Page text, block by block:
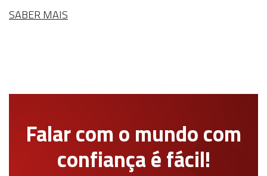
SABER MAIS
Falar com o mundo com
confiança é fácil!